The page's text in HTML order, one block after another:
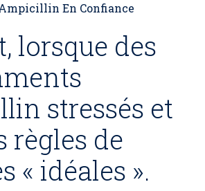
En Confiance
lorsque des
stressés et
règles de
« idéales ».